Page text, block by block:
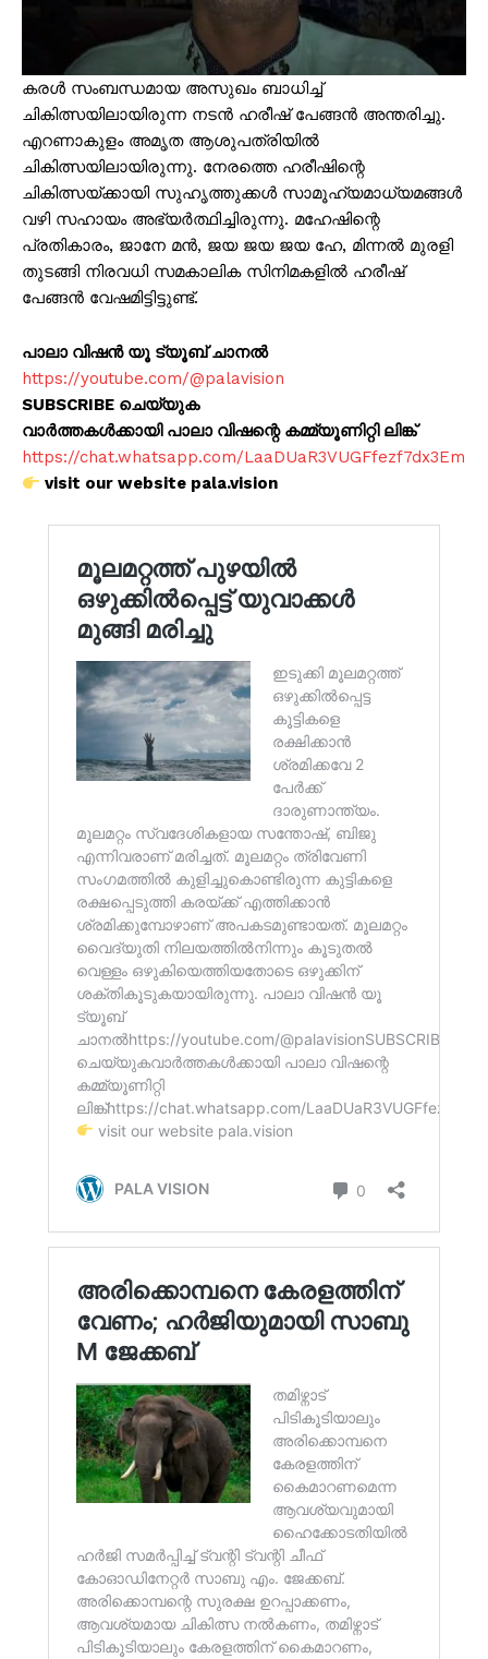
കരൾ സംബന്ധമായ അസുഖം ബാധിച്ച്
ചികിത്സയിലായിരുന്ന നടൻ ഹരീഷ് പേങ്ങൻ അന്തരിച്ചു.
എറണാകുളം അമൃത ആശുപത്രിയിൽ
ചികിത്സയിലായിരുന്നു. നേരത്തെ ഹരീഷിന്റെ
ചികിത്സയ്ക്കായി സുഹൃത്തുക്കൾ സാമൂഹ്യമാധ്യമങ്ങൾ
വഴി സഹായം അഭ്യർത്ഥിച്ചിരുന്നു. മഹേഷിന്റെ
പ്രതികാരം, ജാനേ മൻ, ജയ ജയ ജയ ഹേ, മിന്നൽ മുരളി
തുടങ്ങി നിരവധി സമകാലിക സിനിമകളിൽ ഹരീഷ്
പേങ്ങൻ വേഷമിട്ടിട്ടുണ്ട്.
പാലാ വിഷൻ യൂ ട്യൂബ് ചാനൽ
https://youtube.com/@palavision
SUBSCRIBE ചെയ്യുക
വാർത്തകൾക്കായി പാലാ വിഷന്റെ കമ്മ്യൂണിറ്റി ലിങ്ക്
https://chat.whatsapp.com/LaaDUaR3VUGFfezf7dx3Em
visit our website pala.vision